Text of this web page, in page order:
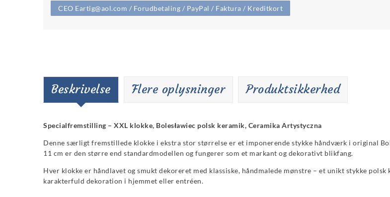
CEO Eartig@aol.com / Forudbetaling / PayPal / Faktura / Kreditkort
Beskrivelse Flere oplysninger Produktsikkerhed
Specialfremstilling – XXL klokke, Bolesławiec polsk keramik, Ceramika Artystyczna
Denne særligt fremstillede klokke i ekstra stor størrelse er et imponerende stykke håndværk i original
11 cm er den større end standardmodellen og fungerer som et markant og dekorativt blikfang.
Hver klokke er håndlavet og smukt dekoreret med klassiske, håndmalede mønstre – et unikt stykke
karakterfuld dekoration i hjemmet eller entréen.